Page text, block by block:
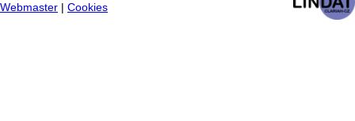
Webmaster
Cookies